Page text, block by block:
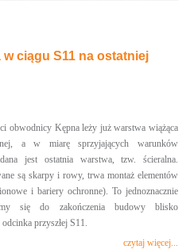
ciągu S11 na ostatniej
obwodnicy Kępna leży już warstwa wiążąca
a w miarę sprzyjających warunków
jest ostatnia warstwa, tzw. ścieralna.
są skarpy i rowy, trwa montaż elementów
i bariery ochronne). To jednoznacznie
się do zakończenia budowy blisko
przyszłej S11.
czytaj więcej...